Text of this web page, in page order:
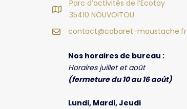
Parc d’activités de l’Ecotay
35410 NOUVOITOU
contact@cabaret-moustache.fr
Nos horaires de bureau :
Horaires juillet et août
(fermeture du 10 au 16 août)
Lundi, Mardi, Jeudi